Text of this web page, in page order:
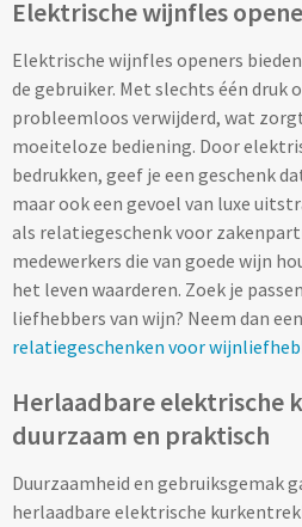
Opvouwbare paraplu's bedrukken
Golfparaplu's bedrukken
Kinderparaplu's bedrukken
Poncho's & Regenjassen
Poncho's bedrukken
Regenjassen bedrukken
Custom made
Custom made poncho's
Elektrische wijnfles
Elektrische wijnfles openers
de gebruiker. Met slechts één druk
probleemloos verwijderd, wat
moeiteloze bediening. Door
bedrukken, geef je een geschenk
maar ook een gevoel van luxe
als relatiegeschenk voor
medewerkers die van goede wijn
het leven waarderen. Zoek je
liefhebbers van wijn? Neem dan
relatiegeschenken voor
Herlaadbare elektrische
duurzaam en praktisch
Duurzaamheid en gebruiksgemak
herlaadbare elektrische